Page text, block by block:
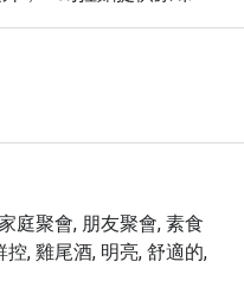
顧客亦可自由選擇味
薈萃出可口風味，配合
選擇，創造無比豐富的
庭聚會, 朋友聚會, 素食
, 雞尾酒, 明亮, 舒適的,